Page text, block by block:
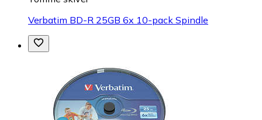
Verbatim BD-R 25GB 6x 10-pack Spindle